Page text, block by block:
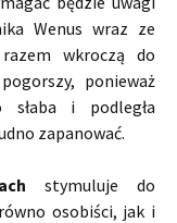
Wenus wraz ze
wkroczą do
ponieważ
i podległa
zapanować.
stymuluje do
osobiści, jak i